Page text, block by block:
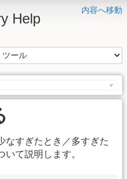
内容へ移動
Help
なすぎたとき／多すぎた
て説明します。